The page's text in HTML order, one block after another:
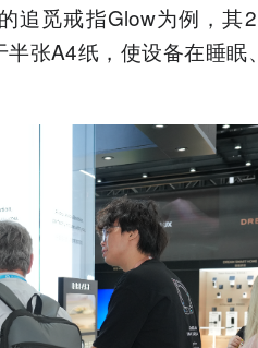
追觅戒指Glow为例，其
张A4纸，使设备在睡眠